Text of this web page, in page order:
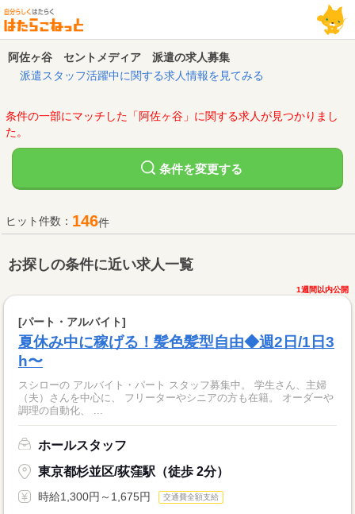
阿佐ヶ谷 セントメディア 派遣の求人募集
派遣スタッフ活躍中に関する求人情報を見てみる
条件の一部にマッチした「阿佐ヶ谷」に関する求人が見つかりまし
た。
条件を変更する
ヒット件数： 146件
お探しの条件に近い求人一覧
1週間以内公開
[パート・アルバイト]
夏休み中に稼げる！髪色髪型自由◆週2日/1日3
h〜
スシローの アルバイト・パート スタッフ募集中。 学生さん、主婦
（夫）さんを中心に、 フリーターやシニアの方も在籍。 オーダーや
調理の自動化、 ...
ホールスタッフ
東京都杉並区/荻窪駅（徒歩 2分）
時給1,300円～1,675円 交通費全額支給